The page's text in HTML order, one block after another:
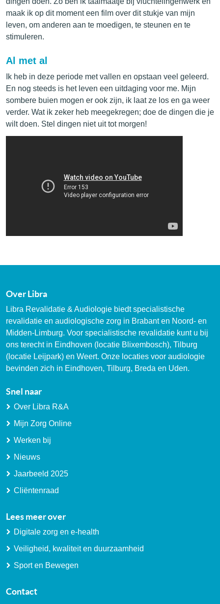
maak ik op dit moment een film over dit stukje van mijn
leven, om anderen aan te moedigen, te steunen en te
stimuleren.
Al met al
Ik heb in deze periode met vallen en opstaan veel geleerd.
En nog steeds is het leven een uitdaging voor me. Mijn
sombere buien mogen er ook zijn, ik laat ze los en ga weer
verder. Wat ik zeker heb meegekregen; doe de dingen die je
wilt doen. Stel dingen niet uit tot morgen!
Over Libra
Libra Revalidatie & Audiologie biedt specialistische
revalidatie en audiologische zorg in Brabant en Noord- en
Midden-Limburg. Voor specialistische revalidatie kunt u bij
ons terecht in Eindhoven (locatie Blixembosch), Tilburg
(locatie Leijpark) en Weert. Onze locaties voor audiologie
bevinden zich in Eindhoven, Tilburg, Breda en Uden.
Snel naar
Over Libra R&A
Mijn Zorg Online
Werken bij
Nieuws
Jaarbeeld 2025
Cliëntenraad
Lees meer over
Digitale zorg en e-health
Veiligheid, kwaliteit en duurzaamheid
Sport en Bewegen
Contact